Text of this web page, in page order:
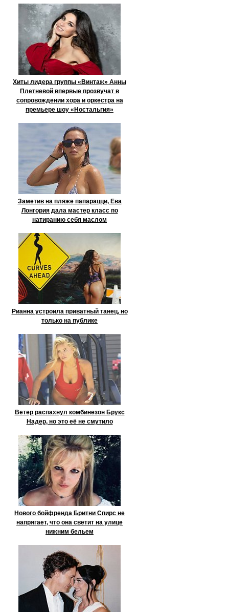
Хиты лидера группы «Винтаж» Анны
Плетневой впервые прозвучат в
сопровождении хора и оркестра на
премьере шоу «Ностальгия»
Заметив на пляже папарацци, Ева
Лонгория дала мастер класс по
натиранию себя маслом
Рианна устроила приватный танец, но
только на публике
Ветер распахнул комбинезон Брукс
Надер, но это её не смутило
Нового бойфренда Бритни Спирс не
напрягает, что она светит на улице
нижним бельем